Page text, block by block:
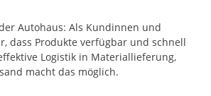
Autohaus: Als Kundinnen und
dass Produkte verfügbar und schnell
Logistik in Materiallieferung,
macht das möglich.